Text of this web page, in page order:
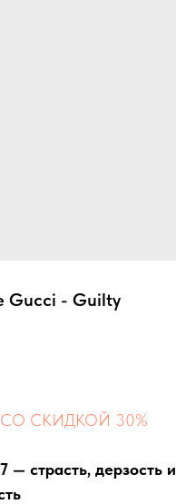
Gucci - Guilty
СКИДКОЙ 30%
— страсть, дерзость и